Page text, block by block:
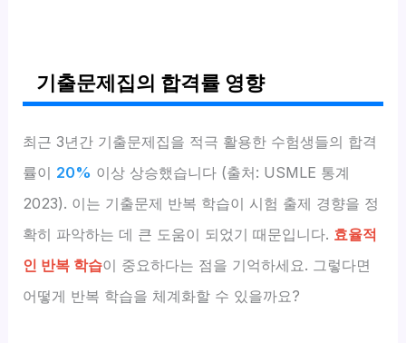
기출문제집의 합격률 영향
최근 3년간 기출문제집을 적극 활용한 수험생들의 합격
률이 20% 이상 상승했습니다 (출처: USMLE 통계
2023). 이는 기출문제 반복 학습이 시험 출제 경향을 정
확히 파악하는 데 큰 도움이 되었기 때문입니다. 효율적
인 반복 학습이 중요하다는 점을 기억하세요. 그렇다면
어떻게 반복 학습을 체계화할 수 있을까요?